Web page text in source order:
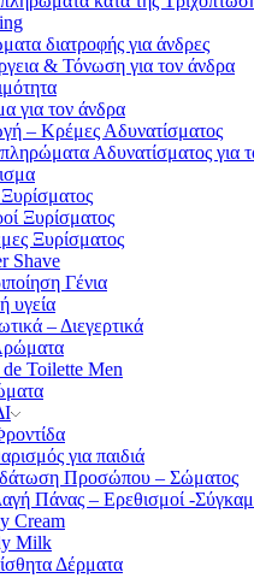
διατροφής για άνδρες
& Τόνωση για τον άνδρα
για τον άνδρα
– Κρέμες Αδυνατίσματος
Αδυνατίσματος για
Ξυρίσματος
Ξυρίσματος
Shave
Γένια
υγεία
– Διεγερτικά
de Toilette Men
για παιδιά
Προσώπου – Σώματος
Πάνας – Ερεθισμοί -
Cream
Milk
Δέρματα